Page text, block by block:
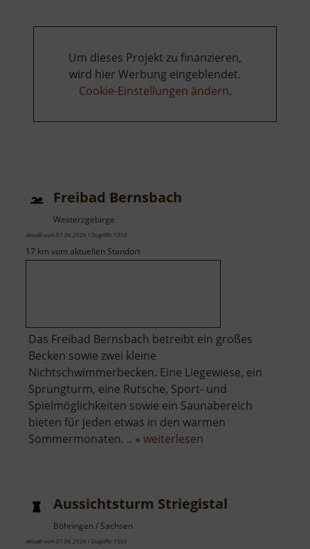
Um dieses Projekt zu finanzieren,
wird hier Werbung eingeblendet.
Cookie-Einstellungen ändern.
Freibad Bernsbach
Westerzgebirge
aktuell vom 07.06.2026 / Zugriffe: 1359
17 km vom aktuellen Standort
Das Freibad Bernsbach betreibt ein großes
Becken sowie zwei kleine
Nichtschwimmerbecken. Eine Liegewiese, ein
Sprungturm, eine Rutsche, Sport- und
Spielmöglichkeiten sowie ein Saunabereich
bieten für jeden etwas in den warmen
Sommermonaten. .. » weiterlesen
Aussichtsturm Striegistal
Böhringen / Sachsen
aktuell vom 07.06.2026 / Zugriffe: 1560